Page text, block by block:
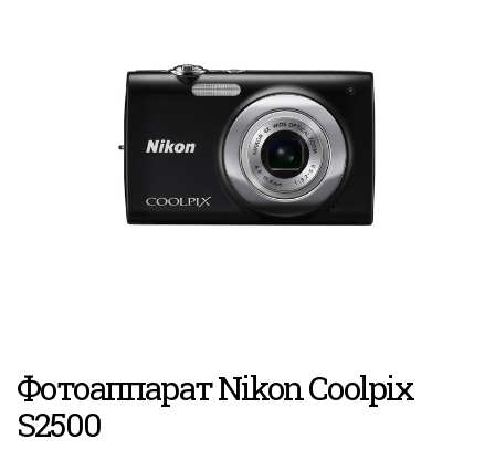
Фотоаппарат Nikon Coolpix
S2500